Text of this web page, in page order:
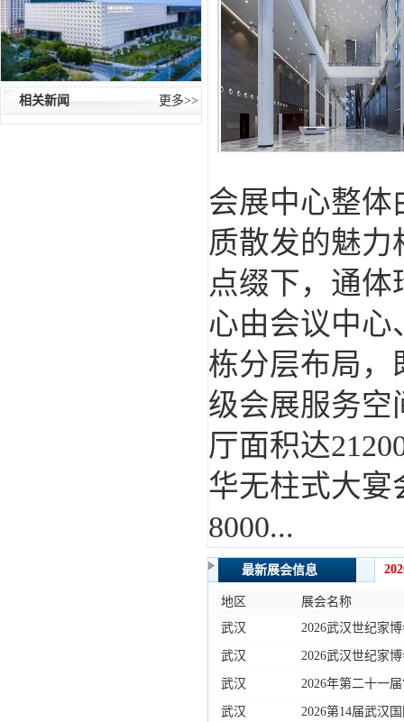
更多>>
相关新闻
会展中心整体
质散发的魅
点缀下，通体
心由会议中心
栋分层布局，
级会展服务空
厅面积达
华无柱式大宴
8000...
最新展会信息
地区
展会名称
武汉
2026武汉世纪家
武汉 2026武汉世纪家
武汉
2026年第二十一
坛
武汉 2026第14届武汉